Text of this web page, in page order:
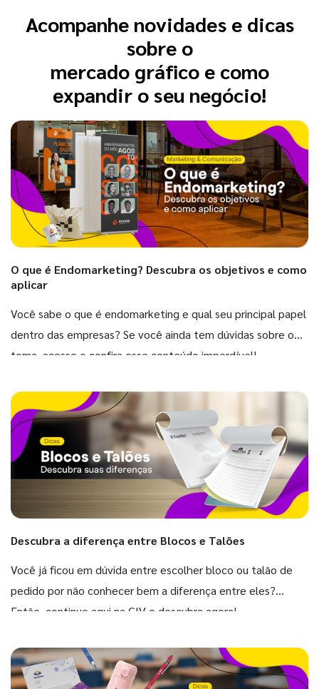
Acompanhe novidades e dicas
sobre o
mercado gráfico e como
expandir o seu negócio!
O que é Endomarketing? Descubra os objetivos e como
aplicar
Você sabe o que é endomarketing e qual seu principal papel
dentro das empresas? Se você ainda tem dúvidas sobre o
tema, acesse e confira esse conteúdo imperdível!
Descubra a diferença entre Blocos e Talões
Você já ficou em dúvida entre escolher bloco ou talão de
pedido por não conhecer bem a diferença entre eles?
Então, continue aqui na GIV e descubra agora!